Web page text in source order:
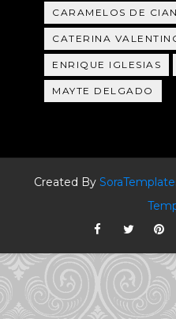
CARAMELOS DE
CATERINA
ENRIQUE IGLESIAS
MAYTE DELGADO
Created By